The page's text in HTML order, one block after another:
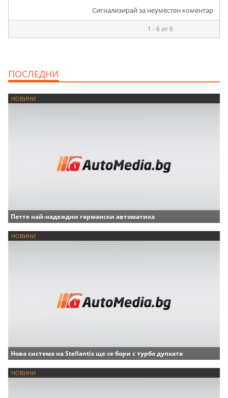
Сигнализирай за неуместен коментар
1 - 6 от 6
ПОСЛЕДНИ
НОВИНИ
Петте най-надеждни германски автоматика
НОВИНИ
Нова система на Stellantis ще се бори с турбо дупката
НОВИНИ